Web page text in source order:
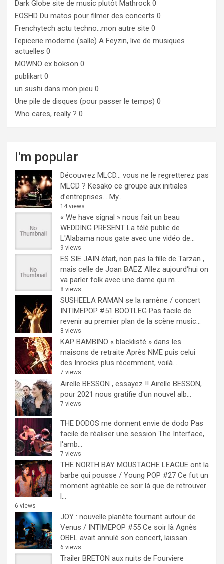
Dark Globe site de music plutôt Mathrock 0
EOSHD Du matos pour filmer des concerts 0
Frenchytech actu techno…mon autre site 0
l'epicerie moderne (salle) A Feyzin, live de musiques
actuelles 0
MOWNO ex bokson 0
publikart 0
un sushi dans mon pieu 0
Une pile de disques (pour passer le temps) 0
Who cares, really ? 0
I'm popular
Découvrez MLCD… vous ne le regretterez pas
MLCD ? Kesako ce groupe aux initiales
d’entreprises… My...
14 views
« We have signal » nous fait un beau
WEDDING PRESENT La télé public de
L'Alabama nous gate avec une vidéo de...
9 views
ES SIE JAIN était, non pas la fille de Tarzan ,
mais celle de Joan BAEZ Allez aujourd'hui on
va parler folk avec une dame qui m...
8 views
SUSHEELA RAMAN se la ramène / concert
INTIMEPOP #51 BOOTLEG Pas facile de
revenir au premier plan de la scène music...
8 views
KAP BAMBINO « blacklisté » dans les
maisons de retraite Après NME puis celui
des Inrocks plus récemment, voilà...
7 views
Airelle BESSON , essayez !! Airelle BESSON,
pour 2021 nous gratifie d'un nouvel alb...
7 views
THE DODOS me donnent envie de dodo Pas
facile de réaliser une session The Interface,
l'amb...
7 views
THE NORTH BAY MOUSTACHE LEAGUE ont la
barbe qui pousse / Young POP #27 Ce fut un
moment agréable ce soir là que de retrouver
l...
6 views
JOY : nouvelle planète tournant autour de
Venus / INTIMEPOP #55 Ce soir là Agnès
OBEL avait annulé son concert, laissan...
6 views
Trailer BRETON aux nuits de Fourviere